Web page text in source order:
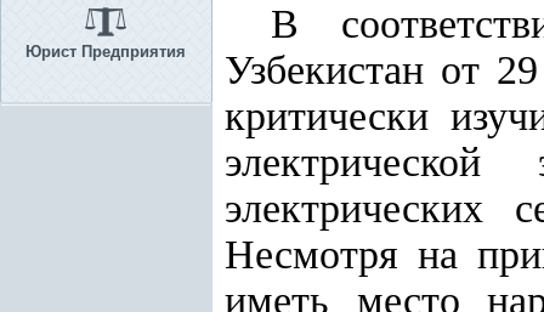
Юрист Предприятия
В
Узбекистан от
критически
электрических
Несмотря на
иметь место